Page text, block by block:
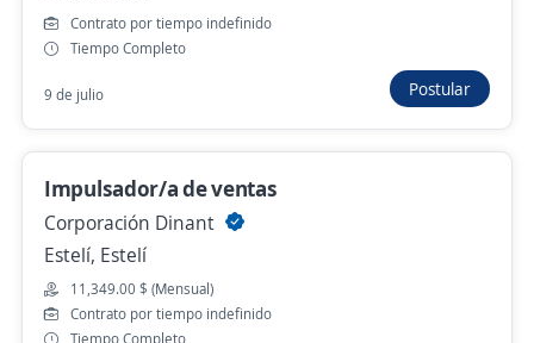
Hace 6 días
Asesor de Tienda
AC TALENTOS S.A.
Estelí, Estelí
24 de julio
No hay más ofertas de 'ejecutivo de venta' en
Contrato por tiempo indefinido
Tiempo Completo
9 de julio Postular
Impulsador/a de ventas
Corporación Dinant
Estelí, Estelí
11,349.00 $ (Mensual)
Contrato por tiempo indefinido
Tiempo Completo